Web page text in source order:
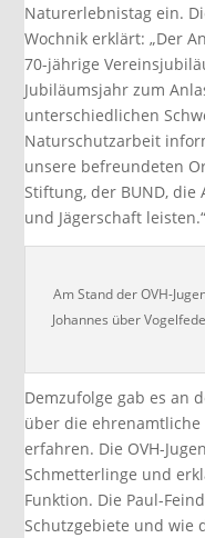
Naturerlebnistag ein.
Wochnik erklärt: „Der
70-jährige
Jubiläumsjahr zum
unterschiedlichen
Naturschutzarbeit
unsere befreundeten
Stiftung, der BUND, die
und Jägerschaft leisten.“
Am Stand der OVH-
Johannes über
Demzufolge gab es an
über die
erfahren. Die OVH-
Schmetterlinge und
Funktion. Die Paul-
Schutzgebiete und wie